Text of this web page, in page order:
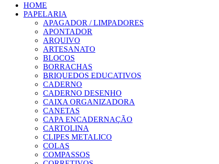
HOME
PAPELARIA
APAGADOR / LIMPADORES
APONTADOR
ARQUIVO
ARTESANATO
BLOCOS
BORRACHAS
BRIQUEDOS EDUCATIVOS
CADERNO
CADERNO DESENHO
CAIXA ORGANIZADORA
CANETAS
CAPA ENCADERNAÇÃO
CARTOLINA
CLIPES METALICO
COLAS
COMPASSOS